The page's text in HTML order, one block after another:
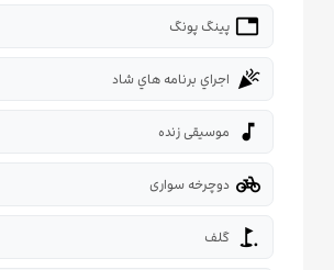
پینگ پونگ
celebration اجراي برنامه هاي شاد
music_note موسیقی زنده
pedal_bike دوچرخه سواری
golf_course گلف